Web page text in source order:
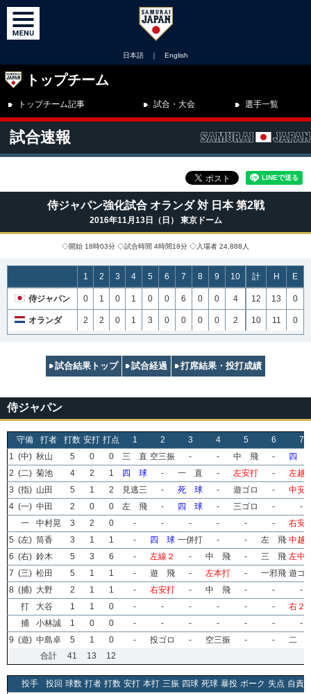
日本語 ｜ English
トップチーム
トップチーム記事 試合・大会 選手一覧
試合速報
侍ジャパン強化試合 オランダ 対 日本 第2戦
2016年11月13日（日） 東京ドーム
◇開始 18時03分 ◇試合時間 4時間18分 ◇入場者 24,888人
1 2 3 4 5 6 7 8 9 10 計 H E
侍ジャパン 0 1 0 1 0 0 6 0 0 4 12 13 0
オランダ 2 2 0 1 3 0 0 0 0 2 10 11 0
試合結果トップ 試合経過 打席結果・投打成績
侍ジャパン
守備 打者 打数 安打 打点 1 2 3 4 5 6
7
1 (中) 秋山 5 0 0 三 直 空三振 - - 中 飛 -
四
2 (二) 菊池 4 2 1 四 球 - 一 直 - 左安打 -
左越
3 (指) 山田 5 1 2 見逃三 - 死 球 - 遊ゴロ -
中安
4 (一) 中田 2 0 0 左 飛 - 四 球 - 三ゴロ -
-
一
中村晃 3 2 0 - - - - - -
右安
5 (左) 筒香 3 1 1 - 四 球 一併打 - - 左 飛 中越
6 (右) 鈴木 5 3 6 - 左線２ - 中 飛 - 三 飛 左中
7 (三) 松田 5 1 1 - 遊 飛 - 左本打 - 一邪飛 遊ゴ
8 (捕) 大野 2 1 1 - 右安打 - 中 飛 - -
-
打
大谷 1 1 0 - - - - - -
右２
捕
小林誠 1 0 0 - - - - - -
-
9 (遊) 中島卓 5 1 0 - 投ゴロ - 空三振 - -
二
合計
41 13 12
投手 投回 球数 打者 打数 安打 本打 三振 四球 死球 暴投 ボーク 失点 自責